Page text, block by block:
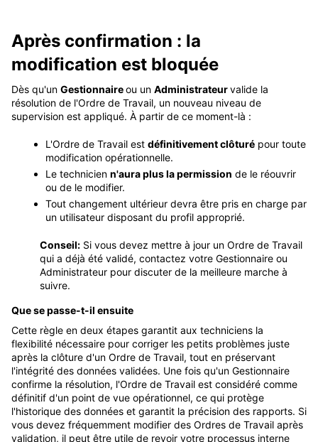
Après confirmation : la
modification est bloquée
Dès qu'un Gestionnaireou un Administrateurvalide la
résolution de l'Ordre de Travail, un nouveau niveau de
supervision est appliqué. À partir de ce moment-là :
L'Ordre de Travail est définitivement clôturé pour toute
modification opérationnelle.
Le technicien n'aura plus la permission de le réouvrir
ou de le modifier.
Tout changement ultérieur devra être pris en charge par
un utilisateur disposant du profil approprié.
Conseil: Si vous devez mettre à jour un Ordre de Travail
qui a déjà été validé, contactez votre Gestionnaire ou
Administrateur pour discuter de la meilleure marche à
suivre.
Que se passe-t-il ensuite
Cette règle en deux étapes garantit aux techniciens la
flexibilité nécessaire pour corriger les petits problèmes juste
après la clôture d'un Ordre de Travail, tout en préservant
l'intégrité des données validées. Une fois qu'un Gestionnaire
confirme la résolution, l'Ordre de Travail est considéré comme
définitif d'un point de vue opérationnel, ce qui protège
l'historique des données et garantit la précision des rapports. Si
vous devez fréquemment modifier des Ordres de Travail après
validation, il peut être utile de revoir votre processus interne